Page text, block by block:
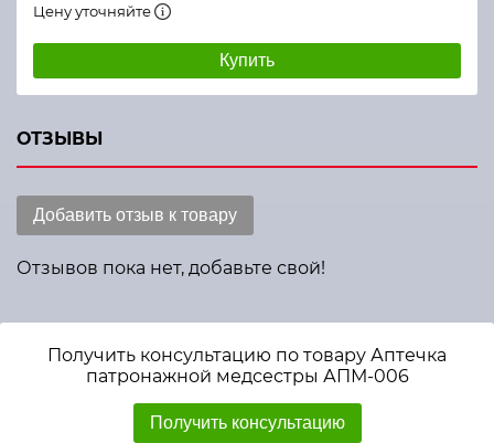
Цену уточняйте
Купить
ОТЗЫВЫ
Добавить отзыв к товару
Отзывов пока нет, добавьте свой!
Получить консультацию по товару Аптечка
патронажной медсестры АПМ-006
Получить консультацию